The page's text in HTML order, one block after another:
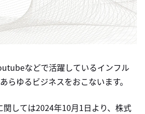
などで活躍しているインフル
らゆるビジネスをおこないます。
しては2024年10月1日より、株式